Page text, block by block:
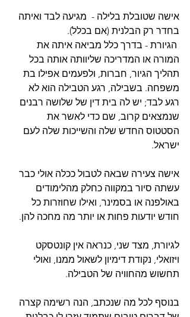
אישה שטובלת בלילה -  מגיעה לבד ואיתה
בחדר רק הבלנית (אם בכלל).
הגיורת - בדרך כלל מביאה איתה את
המורה או המדריכה שליוותה אותה בכל
תהליך הגיור, חברות, ולפעמים אפילו בת
משפחה. בשבילה, רגע הטבילה הוא לא
רגע לבד; יש לה בית דין של שלושה רבנים
שנמצאים קרוב, שם כדי לאשר את
הסטטוס החדש שלה והשייכות שלה לעם
ישראל.
אישה צעירה שבאה לטבול ככלה אולי כבר
עשתה סיור במקווה כחלק מהלימודים
באולפנה או בסמינר, ואילו שחוזרות כל
חודש יודעות פחות או יותר מה מחכה להן.
לגיורת, מצד שני, כנראה אין קונטסקט
ויזואלי, נקודת דימיון לשאול ממנו, ואולי
תחשוש מהחוויה של הטבילה.
בנוסף לכל מה שנכתב, הנה רשימה קצרה